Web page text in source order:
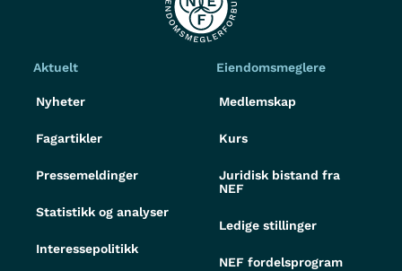
Aktuelt
Nyheter
Fagartikler
Pressemeldinger
Statistikk og analyser
Interessepolitikk
Eiendomsmeglere
Medlemskap
Kurs
Juridisk bistand fra
NEF
Ledige stillinger
NEF fordelsprogram